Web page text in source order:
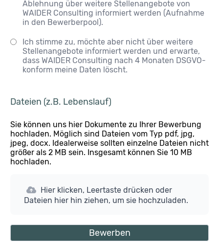
Ablehnung über weitere Stellenangebote von
WAIDER Consulting informiert werden (Aufnahme
in den Bewerberpool).
Ich stimme zu, möchte aber nicht über weitere
Stellenangebote informiert werden und erwarte,
dass WAIDER Consulting nach 4 Monaten DSGVO-
konform meine Daten löscht.
Dateien (z.B. Lebenslauf)
Sie können uns hier Dokumente zu Ihrer Bewerbung
hochladen. Möglich sind Dateien vom Typ pdf, jpg,
jpeg, docx. Idealerweise sollten einzelne Dateien nicht
größer als 2 MB sein. Insgesamt können Sie 10 MB
hochladen.
Hier klicken, Leertaste drücken oder
Dateien hier hin ziehen, um sie hochzuladen.